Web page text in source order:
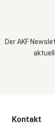
Der AKF
Kontakt